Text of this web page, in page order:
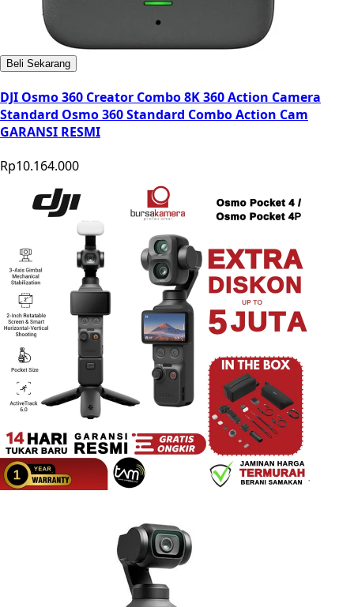
Beli Sekarang
DJI Osmo 360 Creator Combo 8K 360 Action Camera
Standard Osmo 360 Standard Combo Action Cam
GARANSI RESMI
Rp10.164.000